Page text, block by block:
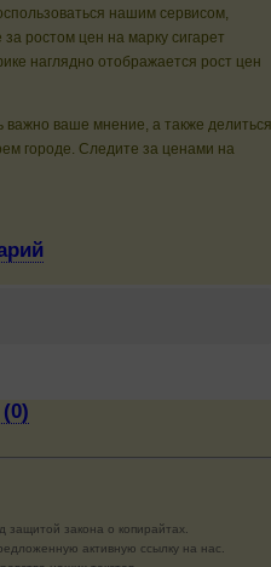
нашим сервисом,
ростом цен на марку сигарет
наглядно отображается рост цен
важно ваше мнение, а также делиться
городе. Следите за ценами на
защитой закона о копирайтах.
активную ссылку на нас.